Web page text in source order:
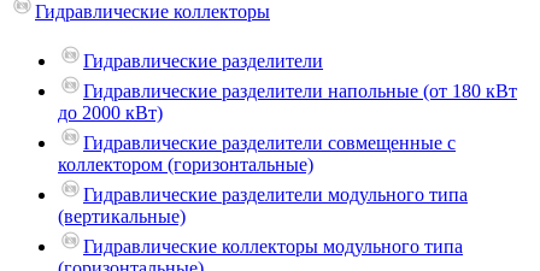
Гидравлические коллекторы
Гидравлические разделители
Гидравлические разделители напольные (от 180 кВт
до 2000 кВт)
Гидравлические разделители совмещенные с
коллектором (горизонтальные)
Гидравлические разделители модульного типа
(вертикальные)
Гидравлические коллекторы модульного типа